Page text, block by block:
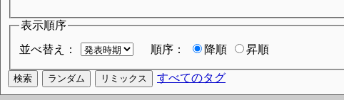
表示順序
並べ替え：
順序： 降順 昇順
すべてのタグ